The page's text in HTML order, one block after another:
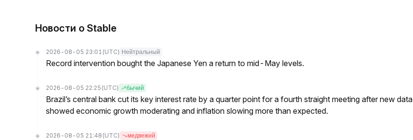
Новости о ​​Stable
2026-08-05 23:01 (UTC) Нейтральный
Record intervention bought the Japanese Yen a return to mid-May levels.
2026-08-05 22:25 (UTC) бычий
Brazil’s central bank cut its key interest rate by a quarter point for a fourth straight meeting after new data
showed economic growth moderating and inflation slowing more than expected.
2026-08-05 21:48 (UTC) медвежий